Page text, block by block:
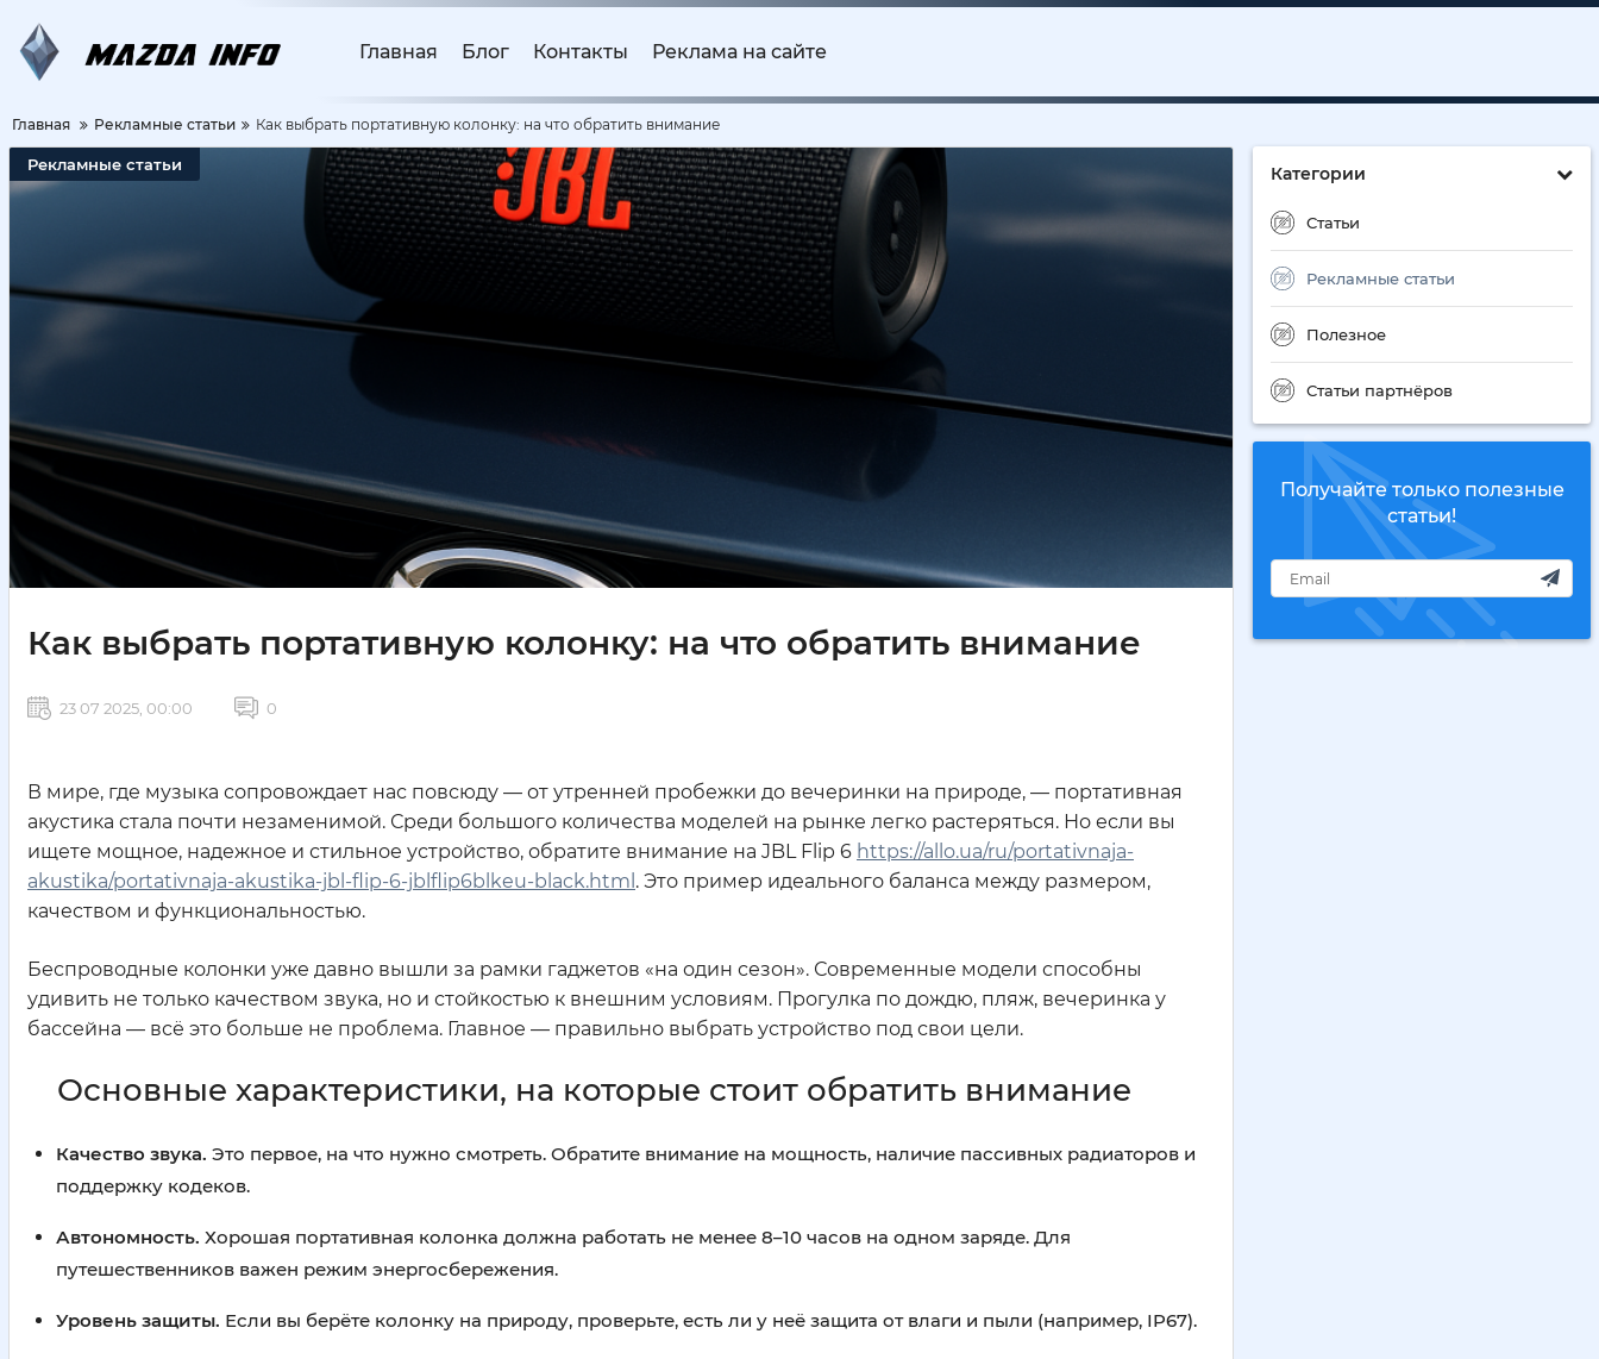
Главная Блог Контакты Реклама на сайте
Главная Рекламные статьи Как выбрать портативную колонку: на что обратить внимание
Категории
Статьи
Рекламные статьи
Полезное
Статьи партнёров
Получайте только полезные
статьи!
Рекламные статьи
Как выбрать портативную колонку: на что обратить внимание
23 07 2025, 00:00 0
В мире, где музыка сопровождает нас повсюду — от утренней пробежки до вечеринки на природе, — портативная
акустика стала почти незаменимой. Среди большого количества моделей на рынке легко растеряться. Но если вы
ищете мощное, надежное и стильное устройство, обратите внимание на JBL Flip 6 https://allo.ua/ru/portativnaja-
akustika/portativnaja-akustika-jbl-flip-6-jblflip6blkeu-black.html . Это пример идеального баланса между размером,
качеством и функциональностью.
Беспроводные колонки уже давно вышли за рамки гаджетов «на один сезон». Современные модели способны
удивить не только качеством звука, но и стойкостью к внешним условиям. Прогулка по дождю, пляж, вечеринка у
бассейна — всё это больше не проблема. Главное — правильно выбрать устройство под свои цели.
Основные характеристики, на которые стоит обратить внимание
Качество звука. Это первое, на что нужно смотреть. Обратите внимание на мощность, наличие пассивных радиаторов и
поддержку кодеков.
Автономность. Хорошая портативная колонка должна работать не менее 8–10 часов на одном заряде. Для
путешественников важен режим энергосбережения.
Уровень защиты. Если вы берёте колонку на природу, проверьте, есть ли у неё защита от влаги и пыли (например, IP67).